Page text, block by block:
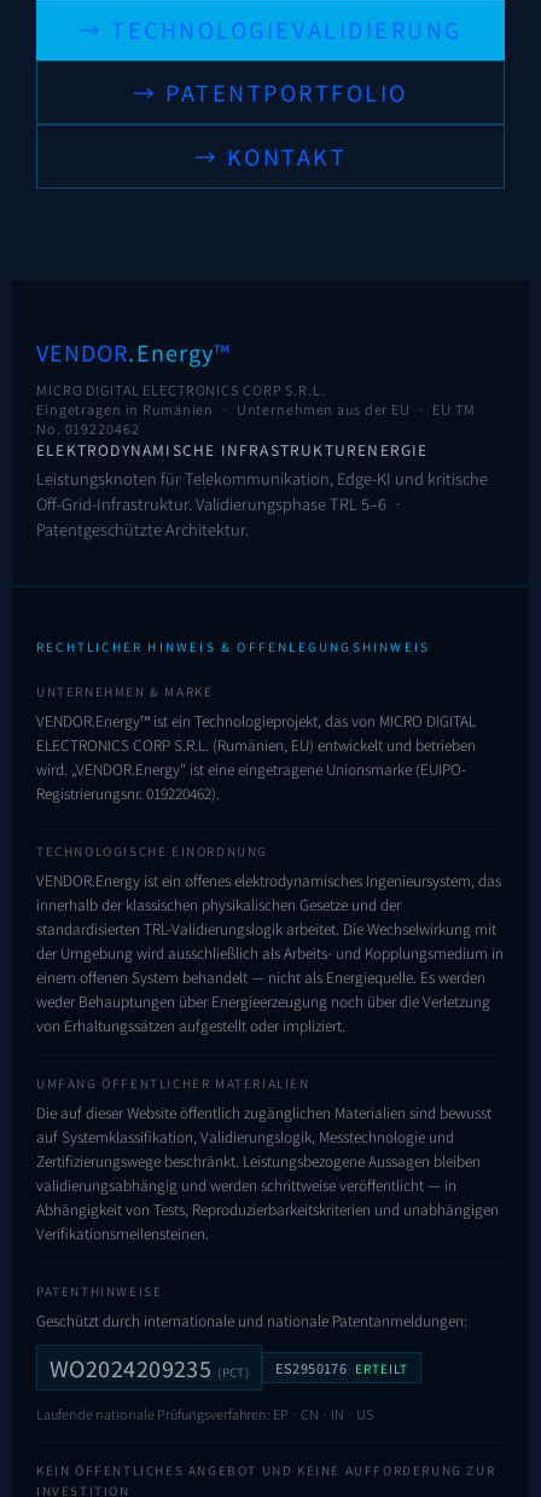
→ TECHNOLOGIEVALIDIERUNG
→ PATENTPORTFOLIO
→ KONTAKT
VENDOR.Energy™
MICRO DIGITAL ELECTRONICS CORP S.R.L.
Eingetragen in Rumänien · Unternehmen aus der EU · EU TM
No. 019220462
ELEKTRODYNAMISCHE INFRASTRUKTURENERGIE
Leistungsknoten für Telekommunikation, Edge-KI und kritische
Off-Grid-Infrastruktur. Validierungsphase TRL 5–6 ·
Patentgeschützte Architektur.
RECHTLICHER HINWEIS & OFFENLEGUNGSHINWEIS
UNTERNEHMEN & MARKE
VENDOR.Energy™ ist ein Technologieprojekt, das von MICRO DIGITAL
ELECTRONICS CORP S.R.L. (Rumänien, EU) entwickelt und betrieben
wird. „VENDOR.Energy" ist eine eingetragene Unionsmarke (EUIPO-
Registrierungsnr. 019220462).
TECHNOLOGISCHE EINORDNUNG
VENDOR.Energy ist ein offenes elektrodynamisches Ingenieursystem, das
innerhalb der klassischen physikalischen Gesetze und der
standardisierten TRL-Validierungslogik arbeitet. Die Wechselwirkung mit
der Umgebung wird ausschließlich als Arbeits- und Kopplungsmedium in
einem offenen System behandelt — nicht als Energiequelle. Es werden
weder Behauptungen über Energieerzeugung noch über die Verletzung
von Erhaltungssätzen aufgestellt oder impliziert.
UMFANG ÖFFENTLICHER MATERIALIEN
Die auf dieser Website öffentlich zugänglichen Materialien sind bewusst
auf Systemklassifikation, Validierungslogik, Messtechnologie und
Zertifizierungswege beschränkt. Leistungsbezogene Aussagen bleiben
validierungsabhängig und werden schrittweise veröffentlicht — in
Abhängigkeit von Tests, Reproduzierbarkeits­kriterien und unabhängigen
Verifikationsmeilensteinen.
PATENTHINWEISE
Geschützt durch internationale und nationale Patentanmeldungen:
WO2024209235 (PCT) ES2950176 ERTEILT
Laufende nationale Prüfungsverfahren: EP · CN · IN · US
KEIN ÖFFENTLICHES ANGEBOT UND KEINE AUFFORDERUNG ZUR
INVESTITION